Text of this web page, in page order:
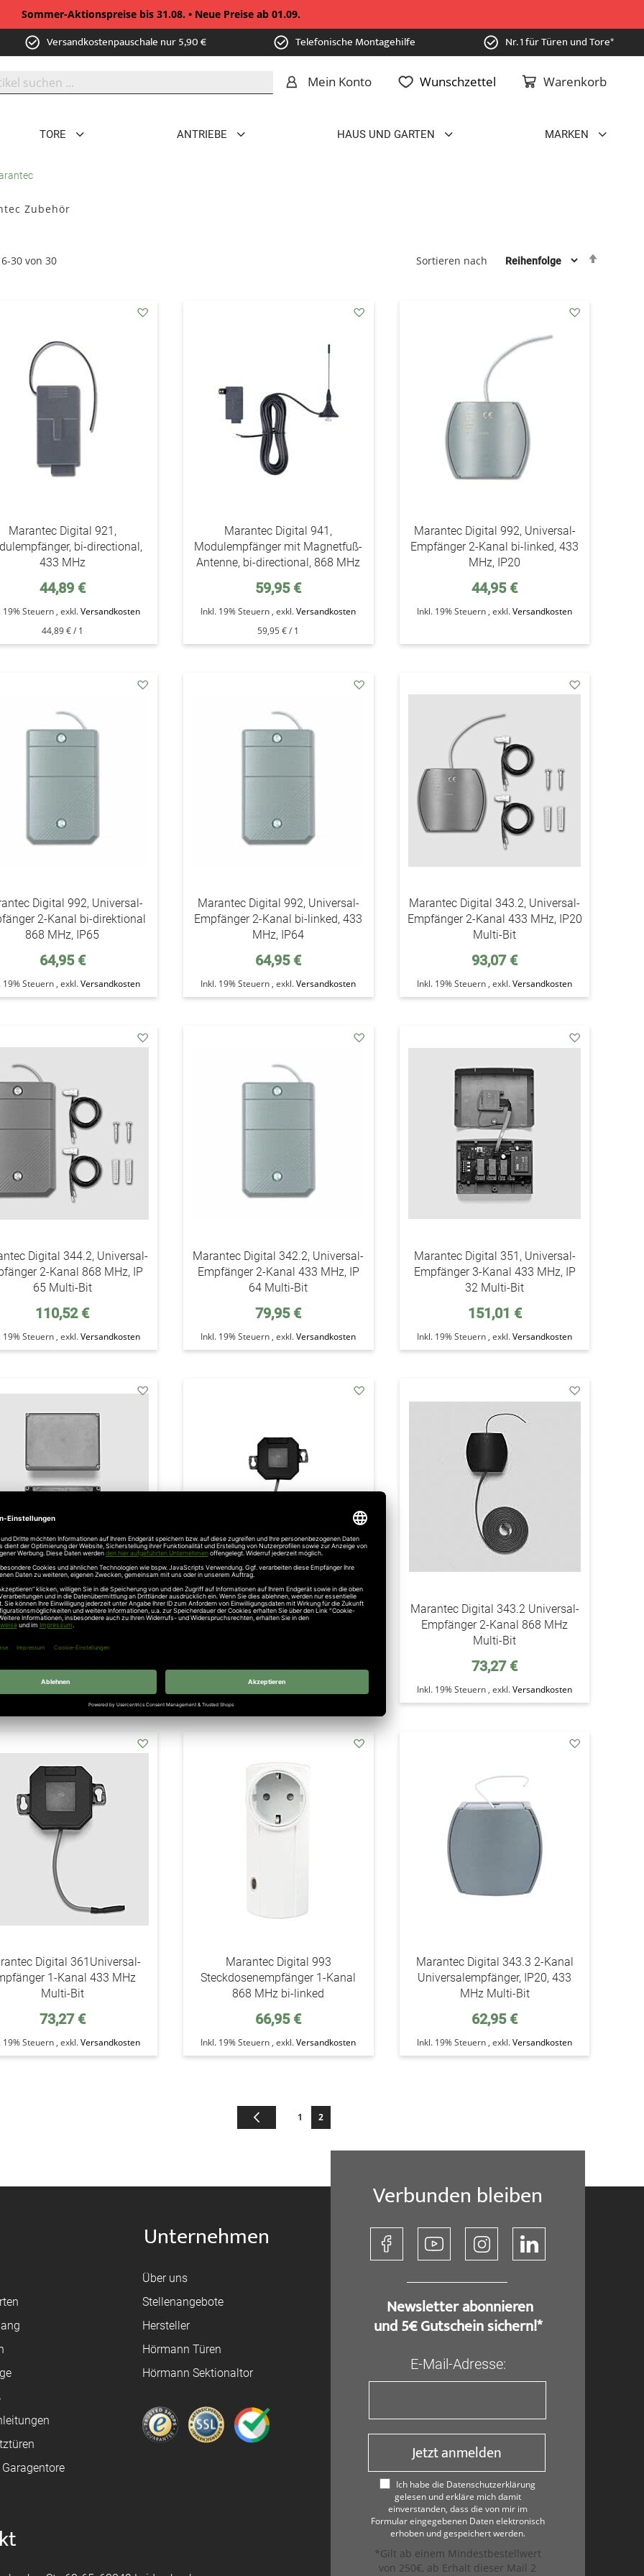
Sommer-Aktionspreise bis 31.08. • Neue Preise ab 01.09.
Versandkostenpauschale nur 5,90 € Telefonische Montagehilfe Nr. 1 für Türen und Tore*
Warenkorb
Mein Konto Wunschzettel
TORE ANTRIEBE HAUS UND GARTEN MARKEN
Zubehör
-30von 30 Sortieren nach
Marantec Digital 921,
bi-directional,
433 MHz
44,89 €
19% Steuern , exkl.Versandkosten
44,89 €/ 1
Marantec Digital 941,
Modulempfänger mit Magnetfuß-
Antenne, bi-directional, 868 MHz
59,95 €
Inkl. 19% Steuern ,exkl.Versandkosten
59,95 €/ 1
Marantec Digital 992, Universal-
Empfänger 2-Kanal bi-linked, 433
MHz, IP20
44,95 €
Inkl. 19% Steuern ,exkl.Versandkosten
Digital 992, Universal-
2-Kanal bi-direktional
868 MHz, IP65
64,95 €
19% Steuern , exkl.Versandkosten
Marantec Digital 992, Universal-
Empfänger 2-Kanal bi-linked, 433
MHz, IP64
64,95 €
Inkl. 19% Steuern ,exkl.Versandkosten
Marantec Digital 343.2, Universal-
Empfänger 2-Kanal 433 MHz, IP20
Multi-Bit
93,07 €
Inkl. 19% Steuern ,exkl.Versandkosten
Digital 344.2, Universal-
2-Kanal 868 MHz, IP
65 Multi-Bit
110,52 €
19% Steuern , exkl.Versandkosten
Marantec Digital 342.2, Universal-
Empfänger 2-Kanal 433 MHz, IP
64 Multi-Bit
79,95 €
Inkl. 19% Steuern ,exkl.Versandkosten
addAuf
Marantec Digital 351, Universal-
Empfänger 3-Kanal 433 MHz, IP
32 Multi-Bit
151,01 €
Inkl. 19% Steuern ,exkl.Versandkosten
Digital 352 Universal-
3-Kanal 433 MHz, IP
195,75 €
Marantec Digital 361 Universal-
Empfänger 1-Kanal 868 MHz
39,89 €
Inkl. 19% Steuern
addAuf
Marantec Digital 343.2 Universal-
Empfänger 2-Kanal 868 MHz
Multi-Bit
73,27 €
Inkl. 19% Steuern ,exkl.Versandkosten
Digital 361Universal-
1-Kanal 433 MHz
Multi-Bit
73,27 €
19% Steuern , exkl.Versandkosten
Marantec Digital 993
Steckdosenempfänger 1-Kanal
868 MHz bi-linked
66,95 €
Inkl. 19% Steuern ,exkl.Versandkosten
Marantec Digital 343.3 2-Kanal
Universalempfänger, IP20, 433
MHz Multi-Bit
62,95 €
Inkl. 19% Steuern ,exkl.Versandkosten
Seite ZurückSeite
1 Sie lesen gerade die Seite
2
Unternehmen
Über uns
Stellenangebote
Hersteller
Hörmann Türen
Hörmann Sektionaltor
Verbunden bleiben
​ Newsletter abonnieren
und 5€ Gutschein sichern!*
E-Mail-Adresse:
Jetzt anmelden
Ich habe die Datenschutzerklärung
gelesen und erkläre mich damit
einverstanden, dass die von mir im
Formular eingegebenen Daten elektronisch
erhoben und gespeichert werden.
*Gilt ab einem Mindestbestellwert
von 250€, ab Erhalt dieser Mail 2